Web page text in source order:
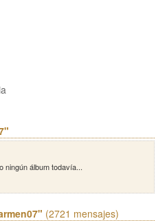
ningún álbum todavía...
(2721 mensajes)